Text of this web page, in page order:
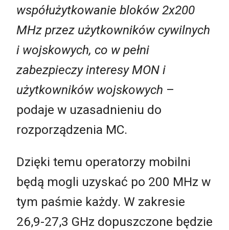
współużytkowanie bloków 2x200
MHz przez użytkowników cywilnych
i wojskowych, co w pełni
zabezpieczy interesy MON i
użytkowników wojskowych –
podaje w uzasadnieniu do
rozporządzenia MC.
Dzięki temu operatorzy mobilni
będą mogli uzyskać po 200 MHz w
tym paśmie każdy. W zakresie
26,9-27,3 GHz dopuszczone będzie